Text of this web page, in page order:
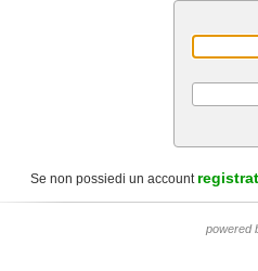
Se non possiedi un account
powered